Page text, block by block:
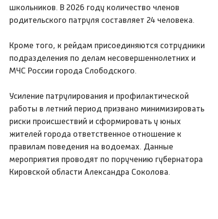
школьников. В 2026 году количество членов
родительского патруля составляет 24 человека.
Кроме того, к рейдам присоединяются сотрудники
подразделения по делам несовершеннолетних и
МЧС России города Слободского.
Усиление патрулирования и профилактической
работы в летний период призвано минимизировать
риски происшествий и сформировать у юных
жителей города ответственное отношение к
правилам поведения на водоемах. Данные
мероприятия проводят по поручению губернатора
Кировской области Александра Соколова.